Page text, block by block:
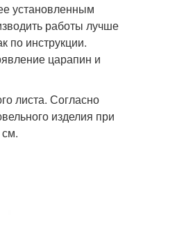
установленным
работы лучше
по инструкции.
царапин и
листа. Согласно
изделия при